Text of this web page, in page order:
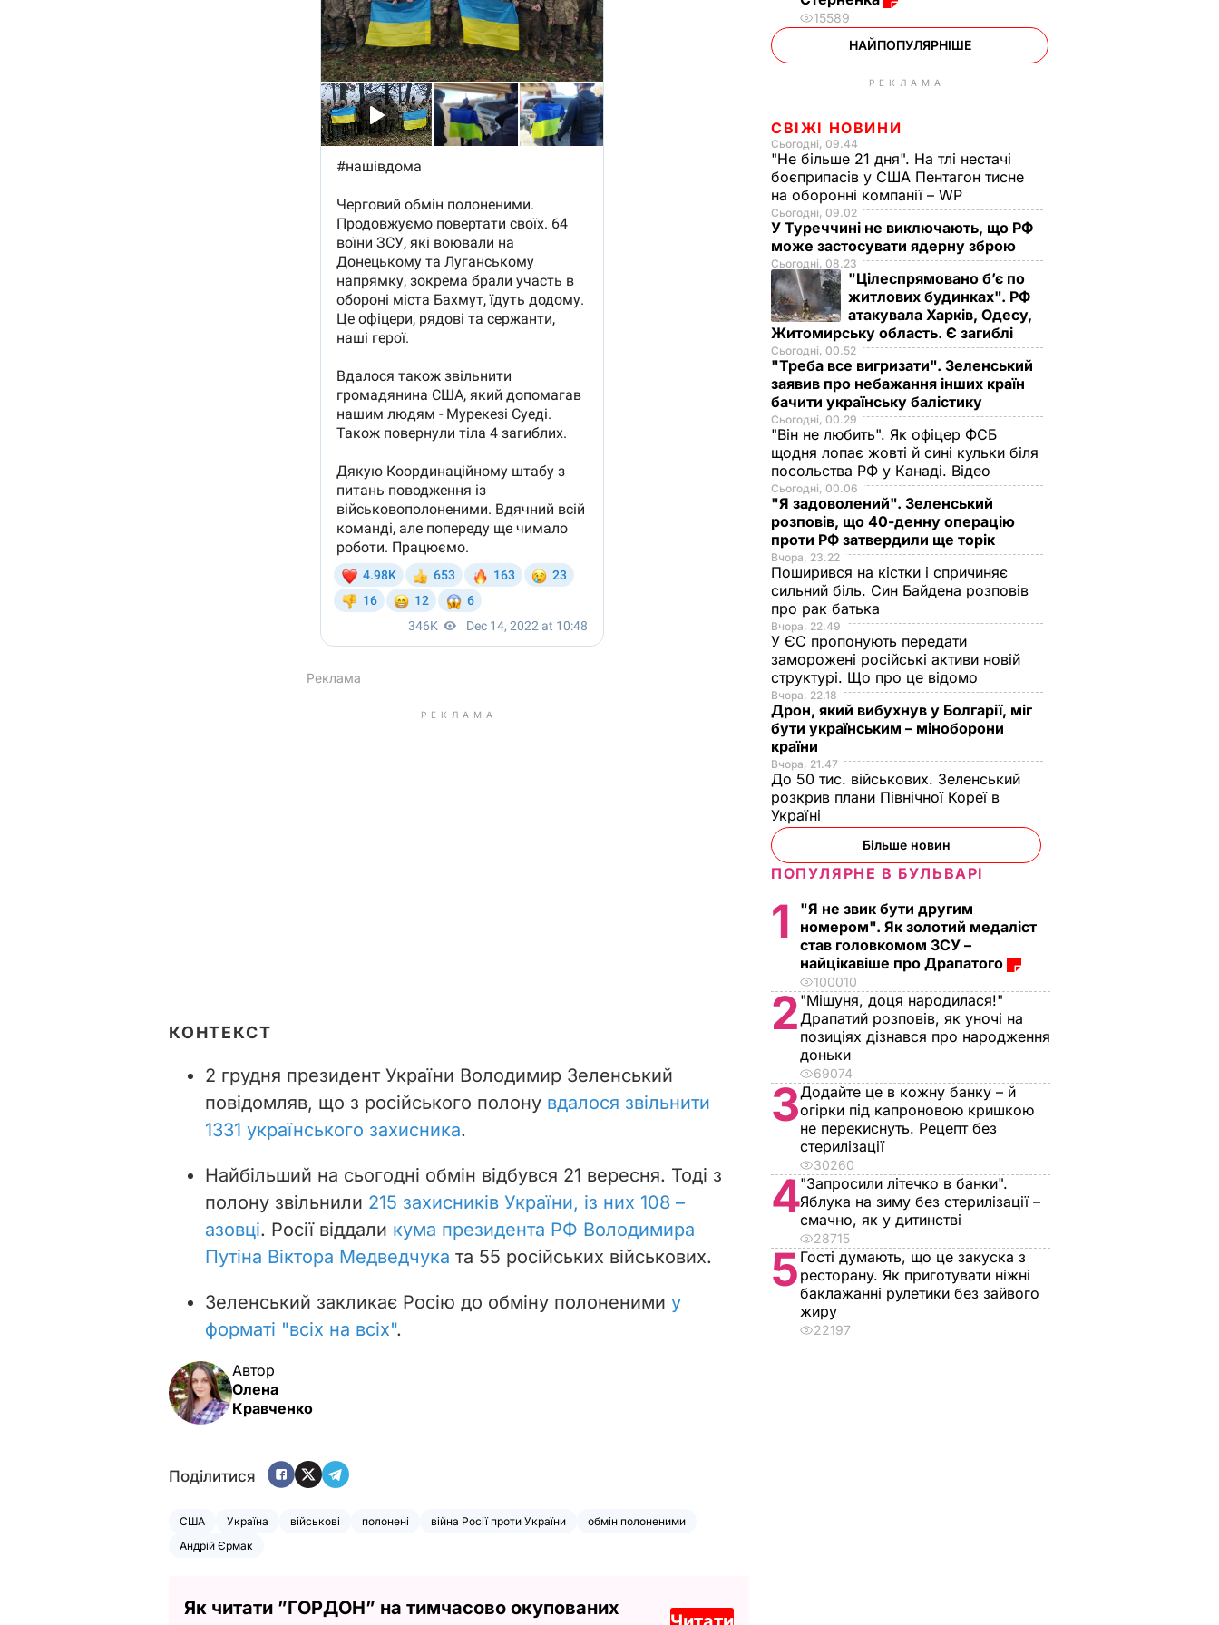
РЕКЛАМА
КОНТЕКСТ
2 грудня президент України Володимир Зеленський
повідомляв, що з російського полону вдалося звільнити
1331 українського захисника.
Найбільший на сьогодні обмін відбувся 21 вересня. Тоді з
полону звільнили 215 захисників України, із них 108 –
азовці. Росії віддали кума президента РФ Володимира
Путіна Віктора Медведчука та 55 російських військових.
Зеленський закликає Росію до обміну полоненими у
форматі "всіх на всіх".
Автор
Олена
Кравченко
Поділитися
США Україна військові полонені війна Росії проти України
обмін полоненими
Андрій Єрмак
Як читати ”ГОРДОН” на тимчасово окупованих
15589
НАЙПОПУЛЯРНІШЕ
РЕКЛАМА
СВІЖІ НОВИНИ
Сьогодні, 09.44
"Не більше 21 дня". На тлі нестачі
боєприпасів у США Пентагон тисне
на оборонні компанії – WP
Сьогодні, 09.02
У Туреччині не виключають, що РФ
може застосувати ядерну зброю
Сьогодні, 08.23
"Цілеспрямовано бʼє по
житлових будинках". РФ
атакувала Харків, Одесу,
Житомирську область. Є загиблі
Сьогодні, 00.52
"Треба все вигризати". Зеленський
заявив про небажання інших країн
бачити українську балістику
Сьогодні, 00.29
"Він не любить". Як офіцер ФСБ
щодня лопає жовті й сині кульки біля
посольства РФ у Канаді. Відео
Сьогодні, 00.06
"Я задоволений". Зеленський
розповів, що 40-денну операцію
проти РФ затвердили ще торік
Вчора, 23.22
Поширився на кістки і спричиняє
сильний біль. Син Байдена розповів
про рак батька
Вчора, 22.49
У ЄС пропонують передати
заморожені російські активи новій
структурі. Що про це відомо
Вчора, 22.18
Дрон, який вибухнув у Болгарії, міг
бути українським – міноборони
країни
Вчора, 21.47
До 50 тис. військових. Зеленський
розкрив плани Північної Кореї в
Україні
Більше новин
ПОПУЛЯРНЕ В БУЛЬВАРІ
1
"Я не звик бути другим
номером". Як золотий медаліст
став головкомом ЗСУ –
найцікавіше про Драпатого
100010
2 "Мішуня, доця народилася!"
Драпатий розповів, як уночі на
позиціях дізнався про народження
доньки
69074
3Додайте це в кожну банку – й
огірки під капроновою кришкою
не перекиснуть. Рецепт без
стерилізації
30260
4"Запросили літечко в банки".
Яблука на зиму без стерилізації –
смачно, як у дитинстві
28715
5 Гості думають, що це закуска з
ресторану. Як приготувати ніжні
баклажанні рулетики без зайвого
жиру
22197